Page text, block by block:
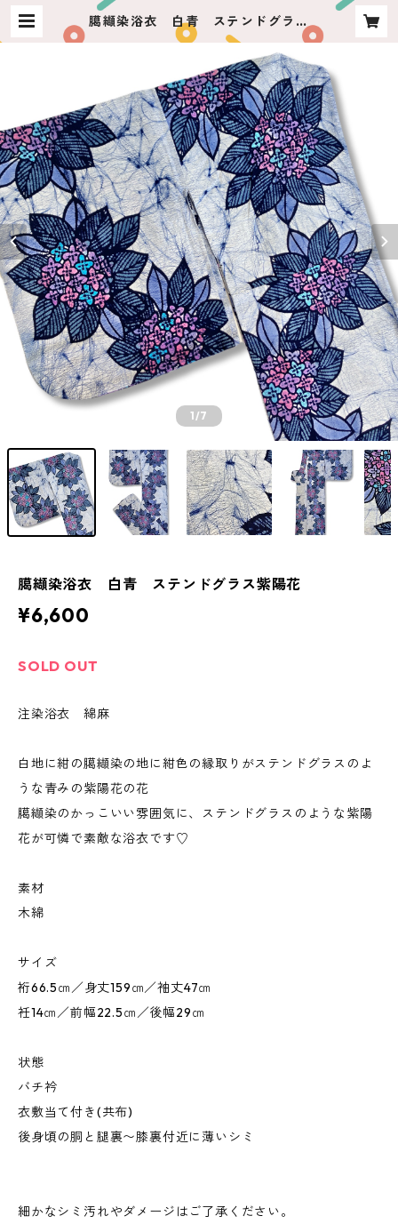
臈纈染浴衣 白青 ステンドグラス
紫陽花 | usagiya ashikaga
1/7
臈纈染浴衣 白青 ステンドグラス紫陽花
¥6,600
SOLD OUT
注染浴衣 綿麻
白地に紺の臈纈染の地に紺色の縁取りがステンドグラスのよ
うな青みの紫陽花の花
臈纈染のかっこいい雰囲気に、ステンドグラスのような紫陽
花が可憐で素敵な浴衣です♡
素材
木綿
サイズ
裄66.5㎝／身丈159㎝／袖丈47㎝
衽14㎝／前幅22.5㎝／後幅29㎝
状態
バチ衿
衣敷当て付き(共布)
後身頃の胴と腿裏〜膝裏付近に薄いシミ
細かなシミ汚れやダメージはご了承ください。